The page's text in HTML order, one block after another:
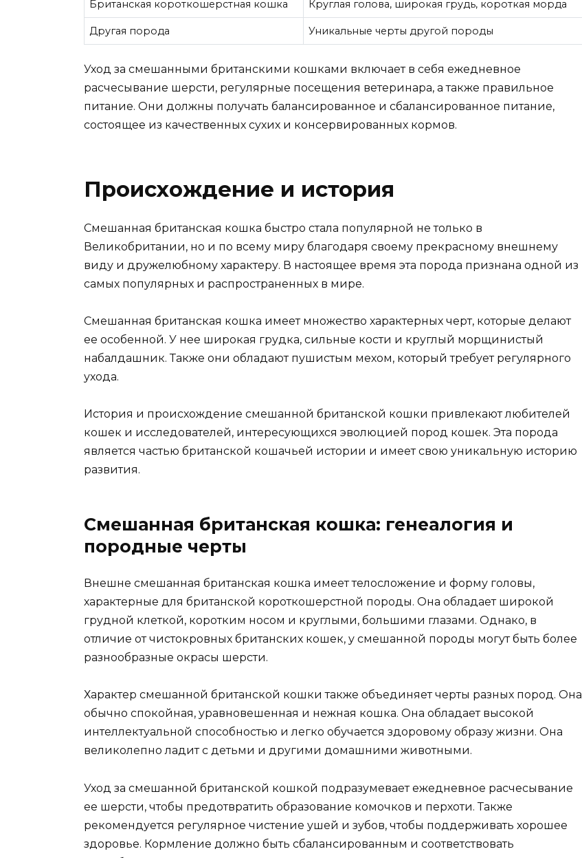
Британская короткошерстная кошка Круглая голова, широкая грудь, короткая морда
Другая порода Уникальные черты другой породы
Уход за смешанными британскими кошками включает в себя ежедневное
расчесывание шерсти, регулярные посещения ветеринара, а также правильное
питание. Они должны получать балансированное и сбалансированное питание,
состоящее из качественных сухих и консервированных кормов.
Происхождение и история
Смешанная британская кошка быстро стала популярной не только в
Великобритании, но и по всему миру благодаря своему прекрасному внешнему
виду и дружелюбному характеру. В настоящее время эта порода признана одной из
самых популярных и распространенных в мире.
Смешанная британская кошка имеет множество характерных черт, которые делают
ее особенной. У нее широкая грудка, сильные кости и круглый морщинистый
набалдашник. Также они обладают пушистым мехом, который требует регулярного
ухода.
История и происхождение смешанной британской кошки привлекают любителей
кошек и исследователей, интересующихся эволюцией пород кошек. Эта порода
является частью британской кошачьей истории и имеет свою уникальную историю
развития.
Смешанная британская кошка: генеалогия и
породные черты
Внешне смешанная британская кошка имеет телосложение и форму головы,
характерные для британской короткошерстной породы. Она обладает широкой
грудной клеткой, коротким носом и круглыми, большими глазами. Однако, в
отличие от чистокровных британских кошек, у смешанной породы могут быть более
разнообразные окрасы шерсти.
Характер смешанной британской кошки также объединяет черты разных пород. Она
обычно спокойная, уравновешенная и нежная кошка. Она обладает высокой
интеллектуальной способностью и легко обучается здоровому образу жизни. Она
великолепно ладит с детьми и другими домашними животными.
Уход за смешанной британской кошкой подразумевает ежедневное расчесывание
ее шерсти, чтобы предотвратить образование комочков и перхоти. Также
рекомендуется регулярное чистение ушей и зубов, чтобы поддерживать хорошее
здоровье. Кормление должно быть сбалансированным и соответствовать